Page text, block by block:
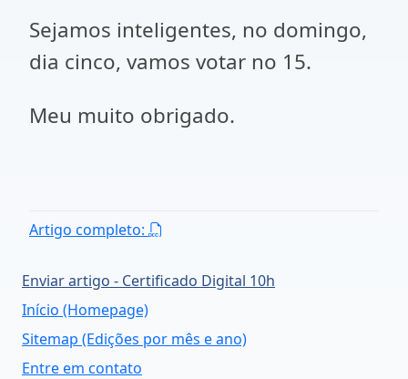
Sejamos inteligentes, no domingo,
dia cinco, vamos votar no 15.
Meu muito obrigado.
Artigo completo:
Enviar artigo - Certificado Digital 10h
Início (Homepage)
Sitemap (Edições por mês e ano)
Entre em contato